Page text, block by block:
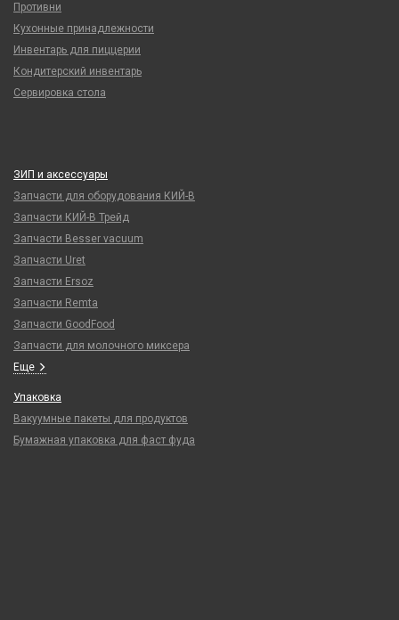
Противни
Кухонные принадлежности
Инвентарь для пиццерии
Кондитерский инвентарь
Сервировка стола
ЗИП и аксессуары
Запчасти для оборудования КИЙ-В
Запчасти КИЙ-В Трейд
Запчасти Besser vacuum
Запчасти Uret
Запчасти Ersoz
Запчасти Remta
Запчасти GoodFood
Запчасти для молочного миксера
Еще
Упаковка
Вакуумные пакеты для продуктов
Бумажная упаковка для фаст фуда